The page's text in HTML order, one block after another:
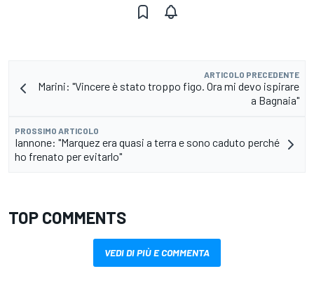
ARTICOLO PRECEDENTE
Marini: "Vincere è stato troppo figo. Ora mi devo ispirare
a Bagnaia"
PROSSIMO ARTICOLO
Iannone: "Marquez era quasi a terra e sono caduto perché
ho frenato per evitarlo"
TOP COMMENTS
VEDI DI PIÙ E COMMENTA